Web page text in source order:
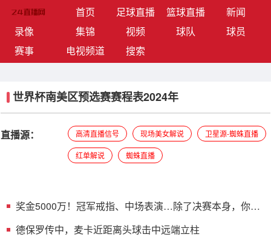
首页(current)足球直播 篮球直播
新闻
录像
集锦 视频 球队
球员
赛事
电视频道 搜索
世界杯南美区预选赛赛程表2024年
直播源： 高清直播信号 现场美女解说 卫星源-蜘蛛直播
红单解说 蜘蛛直播
奖金5000万！冠军戒指、中场表演…除了决赛本身，你还
德保罗传中，麦卡近距离头球击中远端立柱